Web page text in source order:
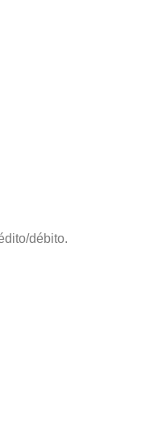
débito.